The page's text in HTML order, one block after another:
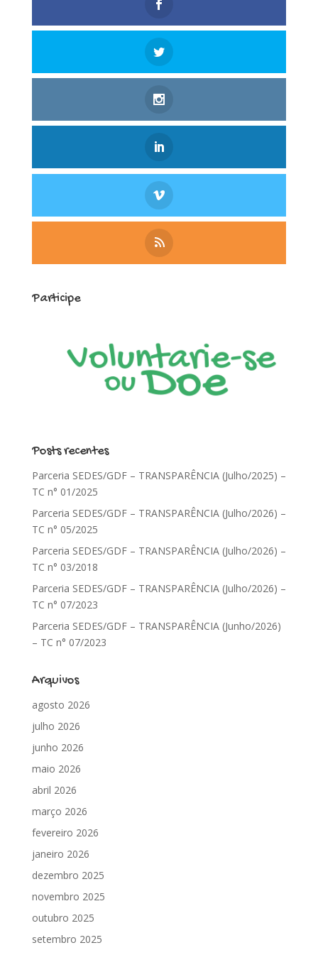
Participe
Posts recentes
Parceria SEDES/GDF – TRANSPARÊNCIA (Julho/2025) –
TC n° 01/2025
Parceria SEDES/GDF – TRANSPARÊNCIA (Julho/2026) –
TC n° 05/2025
Parceria SEDES/GDF – TRANSPARÊNCIA (Julho/2026) –
TC n° 03/2018
Parceria SEDES/GDF – TRANSPARÊNCIA (Julho/2026) –
TC n° 07/2023
Parceria SEDES/GDF – TRANSPARÊNCIA (Junho/2026)
– TC n° 07/2023
Arquivos
agosto 2026
julho 2026
junho 2026
maio 2026
abril 2026
março 2026
fevereiro 2026
janeiro 2026
dezembro 2025
novembro 2025
outubro 2025
setembro 2025